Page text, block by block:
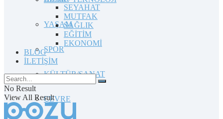
YAŞAM
SPOR
KÜLTÜR/SANAT
ÇEVRE
SEYAHAT
MUTFAK
SAĞLIK
EĞİTİM
EKONOMİ
BLOG
İLETİŞİM
No Result
View All Result